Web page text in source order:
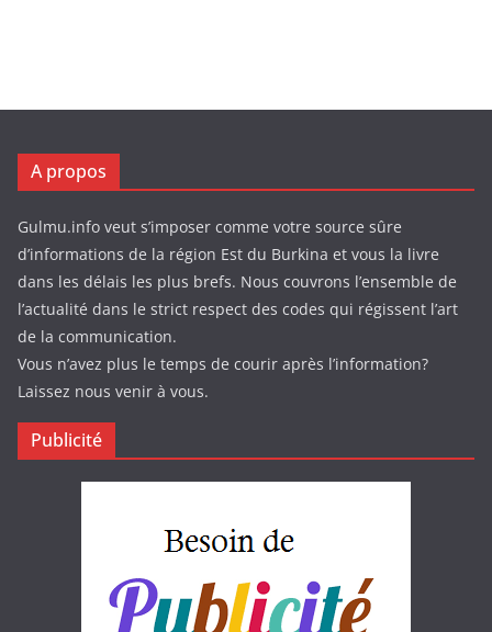
A propos
Gulmu.info veut s’imposer comme votre source sûre
d’informations de la région Est du Burkina et vous la livre
dans les délais les plus brefs. Nous couvrons l’ensemble de
l’actualité dans le strict respect des codes qui régissent l’art
de la communication.
Vous n’avez plus le temps de courir après l’information?
Laissez nous venir à vous.
Publicité